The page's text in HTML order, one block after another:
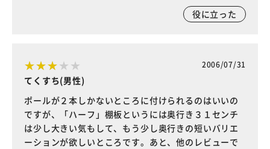
役に立った
2006/07/31
てくすち(男性)
ポールが２本しかないところに付けられるのはいいの
ですが、「ハーフ」棚板というには奥行き３１センチ
は少し大きい気もして、もう少し奥行きの短いバリエ
ーションが欲しいところです。あと、他のレビューで